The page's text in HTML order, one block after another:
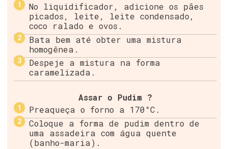
No liquidificador, adicione os pães
picados, leite, leite condensado,
coco ralado e ovos.
Bata bem até obter uma mistura
homogênea.
Despeje a mistura na forma
caramelizada.
Assar o Pudim ?
Preaqueça o forno a 170°C.
Coloque a forma de pudim dentro de
uma assadeira com água quente
(banho-maria).